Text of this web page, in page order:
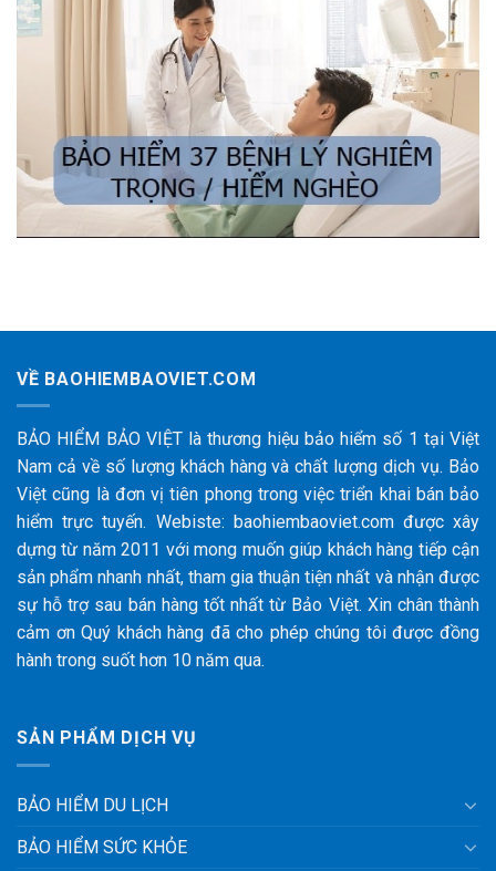
VỀ BAOHIEMBAOVIET.COM
BẢO HIỂM BẢO VIỆT là thương hiệu bảo hiểm số 1 tại Việt
Nam cả về số lượng khách hàng và chất lượng dịch vụ. Bảo
Việt cũng là đơn vị tiên phong trong việc triển khai bán bảo
hiểm trực tuyến. Webiste: baohiembaoviet.com được xây
dựng từ năm 2011 với mong muốn giúp khách hàng tiếp cận
sản phẩm nhanh nhất, tham gia thuận tiện nhất và nhận được
sự hỗ trợ sau bán hàng tốt nhất từ Bảo Việt. Xin chân thành
cảm ơn Quý khách hàng đã cho phép chúng tôi được đồng
hành trong suốt hơn 10 năm qua.
SẢN PHẨM DỊCH VỤ
BẢO HIỂM DU LỊCH
BẢO HIỂM SỨC KHỎE